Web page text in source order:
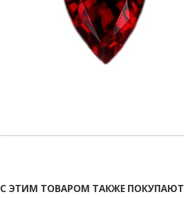
С ЭТИМ ТОВАРОМ ТАКЖЕ ПОКУПАЮТ